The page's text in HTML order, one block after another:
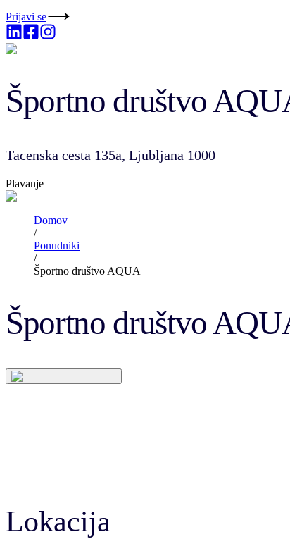
Prijavi se
Športno društvo
Tacenska cesta 135a, Ljubljana 1000
Plavanje
Domov
/
Ponudniki
/
Športno društvo AQUA
Športno društvo
Lokacija